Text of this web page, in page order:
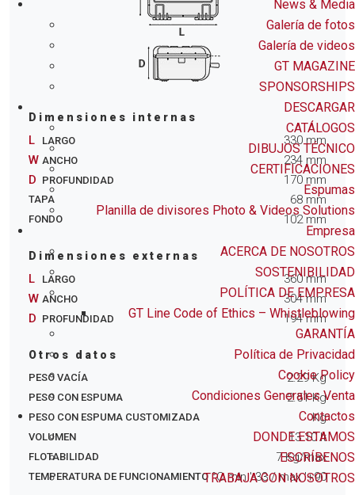
News & Media
Galería de fotos
Galería de videos
GT MAGAZINE
SPONSORSHIPS
DESCARGAR
CATÁLOGOS
DIBUJOS TÉCNICO
CERTIFICACIONES
Espumas
Planilla de divisores Photo & Videos Solutions
Empresa
ACERCA DE NOSOTROS
SOSTENIBILIDAD
POLÍTICA DE EMPRESA
GT Line Code of Ethics – Whistleblowing
GARANTÍA
Política de Privacidad
Cookie Policy
Condiciones Generales Venta
Contactos
DONDE ESTAMOS
ESCRÍBENOS
TRABAJA CON NOSOTROS
Dimensiones internas
L LARGO 330mm
W ANCHO 234 mm
D PROFUNDIDAD 170 mm
TAPA 68 mm
FONDO 102mm
Dimensiones externas
L LARGO 360mm
W ANCHO 304mm
D PROFUNDIDAD 194mm
Otros datos
PESO VACÍA 2.29Kg
PESO CON ESPUMA 2.51Kg
PESO CON ESPUMA CUSTOMIZADA Kg
VOLUMEN 13.10lt
FLOTABILIDAD 7Kg/max
TEMPERATURA DE FUNCIONAMIENTO °C min'-33/ max'+90